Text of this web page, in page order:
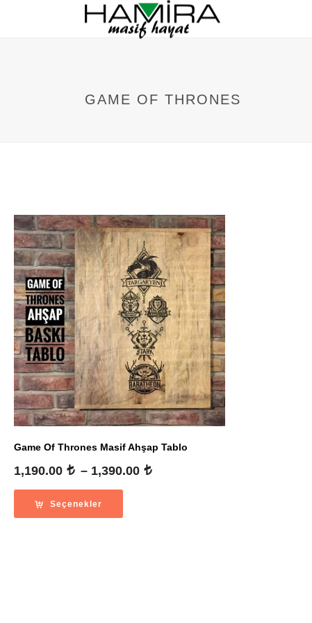
GAME OF THRONES
Game Of Thrones Masif Ahşap Tablo
1,190.00 – 1,390.00
Seçenekler